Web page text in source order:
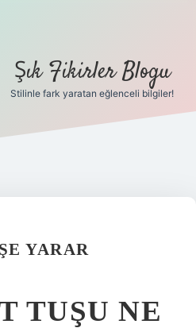
Şık Fikirler Blogu
Stilinle fark yaratan eğlenceli bilgiler!
YARAR
TUŞU NE